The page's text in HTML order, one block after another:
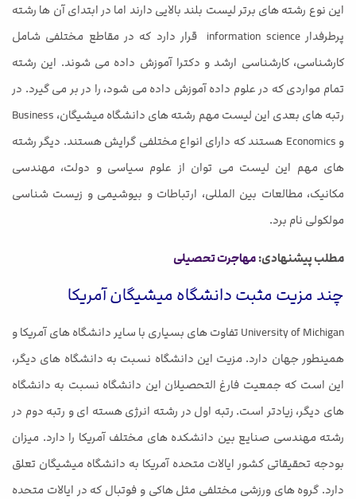
این نوع رشته های برتر لیست بلند بالایی دارند اما در ابتدای آن ها رشته
پرطرفدار information science قرار دارد که در مقاطع مختلفی شامل
کارشناسی، کارشناسی ارشد و دکترا آموزش داده می شوند. این رشته
تمام مواردی که در علوم داده آموزش داده می شود، را در بر می گیرد. در
رتبه های بعدی این لیست مهم رشته های دانشگاه میشیگان، Business
و Economics هستند که دارای انواع مختلفی گرایش هستند. دیگر رشته
های مهم این لیست می توان از علوم سیاسی و دولت، مهندسی
مکانیک، مطالعات بین المللی، ارتباطات و بیوشیمی و زیست شناسی
مولکولی نام برد.
مطلب پیشنهادی:مهاجرت تحصیلی
چند مزیت مثبت دانشگاه میشیگان آمریکا
University of Michigan تفاوت های بسیاری با سایر دانشگاه های آمریکا و
همینطور جهان دارد. مزیت این دانشگاه نسبت به دانشگاه های دیگر،
این است که جمعیت فارغ التحصیلان این دانشگاه نسبت به دانشگاه
های دیگر، زیادتر است. رتبه اول در رشته انرژی هسته ای و رتبه دوم در
رشته مهندسی صنایع بین دانشکده های مختلف آمریکا را دارد. میزان
بودجه تحقیقاتی کشور ایالات متحده آمریکا به دانشگاه میشیگان تعلق
دارد. گروه های ورزشی مختلفی مثل هاکی و فوتبال که در ایالات متحده